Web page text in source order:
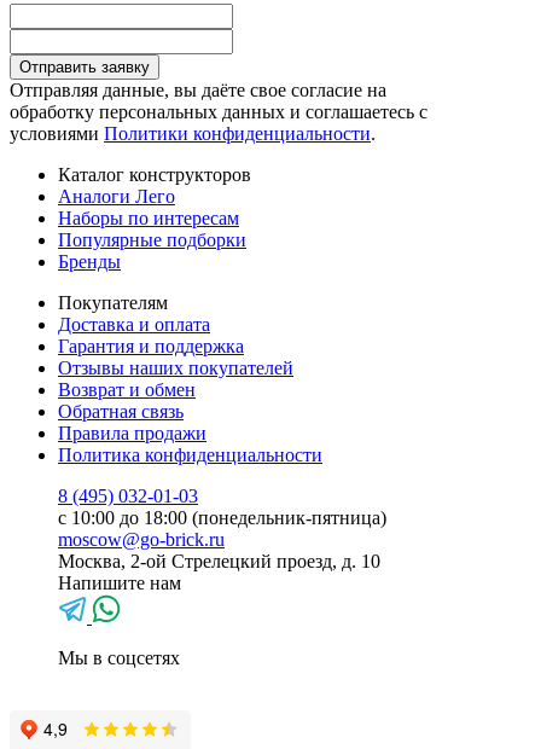
Отправить заявку
Отправляя данные, вы даёте свое согласие на
обработку персональных данных и соглашаетесь с
условиями Политики конфиденциальности.
Каталог конструкторов
Аналоги Лего
Наборы по интересам
Популярные подборки
Бренды
Покупателям
Доставка и оплата
Гарантия и поддержка
Отзывы наших покупателей
Возврат и обмен
Обратная связь
Правила продажи
Политика конфиденциальности
8 (495) 032-01-03
с 10:00 до 18:00 (понедельник-пятница)
moscow@go-brick.ru
Москва, 2-ой Стрелецкий проезд, д. 10
Напишите нам
Мы в соцсетях